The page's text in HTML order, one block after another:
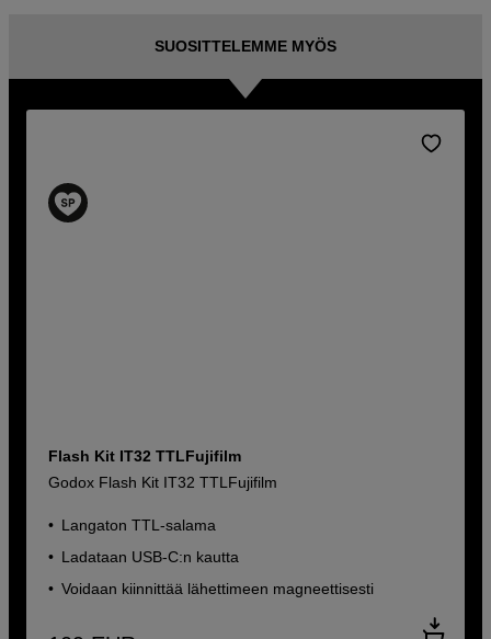
SUOSITTELEMME MYÖS
Flash Kit IT32 TTLFujifilm
Godox Flash Kit IT32 TTLFujifilm
Langaton TTL-salama
Ladataan USB-C:n kautta
Voidaan kiinnittää lähettimeen magneettisesti